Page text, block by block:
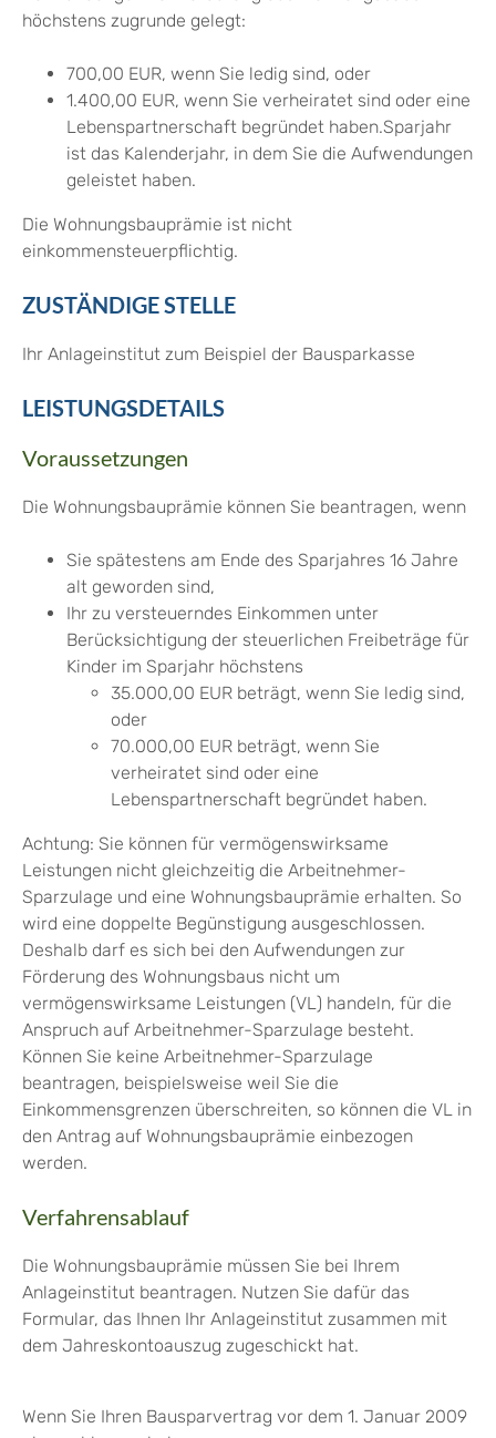
höchstens zugrunde gelegt:
700,00 EUR, wenn Sie ledig sind, oder
1.400,00 EUR, wenn Sie verheiratet sind oder eine
Lebenspartnerschaft begründet haben.Sparjahr
ist das Kalenderjahr, in dem Sie die Aufwendungen
geleistet haben.
Die Wohnungsbauprämie ist nicht
einkommensteuerpflichtig.
ZUSTÄNDIGE STELLE
Ihr Anlageinstitut zum Beispiel der Bausparkasse
LEISTUNGSDETAILS
Voraussetzungen
Die Wohnungsbauprämie können Sie beantragen, wenn
Sie spätestens am Ende des Sparjahres 16 Jahre
alt geworden sind,
Ihr zu versteuerndes Einkommen unter
Berücksichtigung der steuerlichen Freibeträge für
Kinder im Sparjahr höchstens
35.000,00 EUR beträgt, wenn Sie ledig sind,
oder
70.000,00 EUR beträgt, wenn Sie
verheiratet sind oder eine
Lebenspartnerschaft begründet haben.
Achtung: Sie können für vermögenswirksame
Leistungen nicht gleichzeitig die Arbeitnehmer-
Sparzulage und eine Wohnungsbauprämie erhalten. So
wird eine doppelte Begünstigung ausgeschlossen.
Deshalb darf es sich bei den Aufwendungen zur
Förderung des Wohnungsbaus nicht um
vermögenswirksame Leistungen (VL) handeln, für die
Anspruch auf Arbeitnehmer-Sparzulage besteht.
Können Sie keine Arbeitnehmer-Sparzulage
beantragen, beispielsweise weil Sie die
Einkommensgrenzen überschreiten, so können die VL in
den Antrag auf Wohnungsbauprämie einbezogen
werden.
Verfahrensablauf
Die Wohnungsbauprämie müssen Sie bei Ihrem
Anlageinstitut beantragen. Nutzen Sie dafür das
Formular, das Ihnen Ihr Anlageinstitut zusammen mit
dem Jahreskontoauszug zugeschickt hat.
Wenn Sie Ihren Bausparvertrag vor dem 1. Januar 2009